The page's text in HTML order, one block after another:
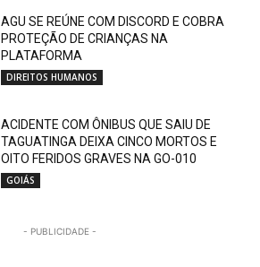
AGU SE REÚNE COM DISCORD E COBRA
PROTEÇÃO DE CRIANÇAS NA
PLATAFORMA
DIREITOS HUMANOS
ACIDENTE COM ÔNIBUS QUE SAIU DE
TAGUATINGA DEIXA CINCO MORTOS E
OITO FERIDOS GRAVES NA GO-010
GOIÁS
- PUBLICIDADE -